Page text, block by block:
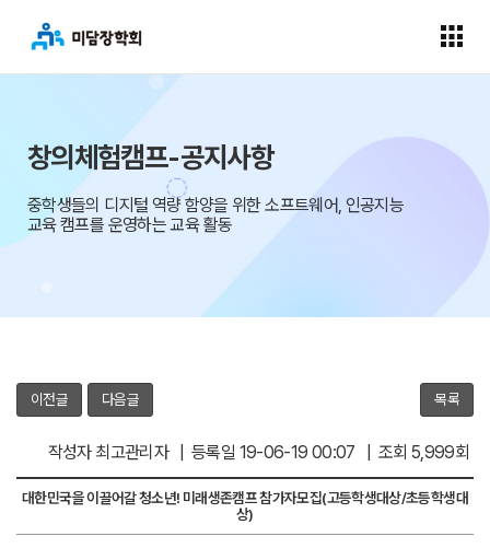
창의체험캠프-공지사항
중학생들의 디지털 역량 함양을 위한 소프트웨어, 인공지능
교육 캠프를 운영하는 교육 활동
이전글 다음글 목록
작성자 최고관리자 | 등록일 19-06-19 00:07 | 조회 5,999회
대한민국을 이끌어갈 청소년! 미래생존캠프 참가자모집(고등학생대상/초등학생대
상)